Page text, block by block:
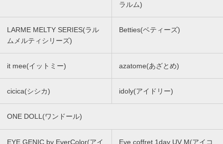
ラルム)
LARME MELTY SERIES(ラル
ムメルティシリーズ)
Betties(ベティーズ)
it mee(イットミー) azatome(あざとめ)
cicica(シシカ) idoly(アイドリー)
ONE DOLL(ワンドール)
EYE GENIC by EverColor(アイ
Eye coffret 1day UV M(アイコ